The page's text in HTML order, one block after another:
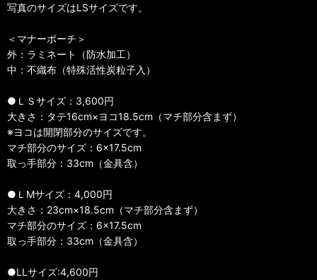
写真のサイズはLSサイズです。
＜マナーポーチ＞
外：ラミネート（防水加工）
中：不織布（特殊活性炭粒子入）
●ＬＳサイズ：3,600円
大きさ：タテ16cm×ヨコ18.5cm（マチ部分含まず）
※ヨコは開閉部分のサイズです。
マチ部分のサイズ：6×17.5cm
取っ手部分：33cm（金具含）
●ＬMサイズ：4,000円
大きさ：23cm×18.5cm（マチ部分含まず）
マチ部分のサイズ：6×17.5cm
取っ手部分：33cm（金具含）
●LLサイズ:4,600円